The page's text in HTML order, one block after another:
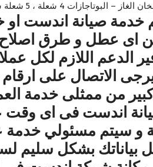
4 شعلة ، 5 شعلة سخانات الغاز السخانات الكهربائية .
صيانة اندست او
اى عطل و طرق
الدعم اللازم لكل
الاتصال على
من ممثلى خدمة
اندست فى اى
و سيتم مسئولي
بشكل سليم